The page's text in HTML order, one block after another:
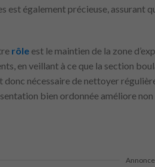
est également précieuse,
rôle est le maintien de la zone
en veillant à ce que la section
nécessaire de nettoyer
bien ordonnée améliore
Annonce